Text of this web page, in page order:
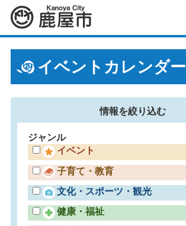
鹿屋市
イベントカレンダー
情報を絞り込む
ジャンル
イベント
子育て・教育
文化・スポーツ・観光
健康・福祉